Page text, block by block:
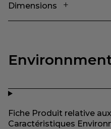
Dimensions
Fiche Produit relative
Caractéristiques